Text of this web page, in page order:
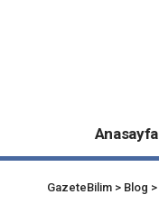
Anasayfa
GazeteBilim > Blog >